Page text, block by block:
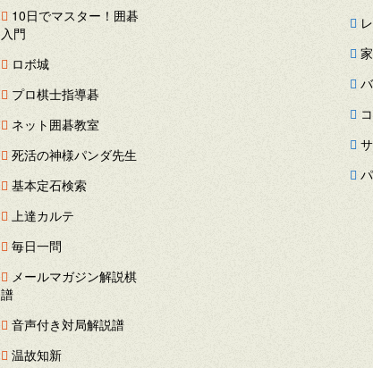
10日でマスター！囲碁
入門
ロボ城
プロ棋士指導碁
ネット囲碁教室
死活の神様パンダ先生
基本定石検索
上達カルテ
毎日一問
メールマガジン解説棋
譜
音声付き対局解説譜
温故知新